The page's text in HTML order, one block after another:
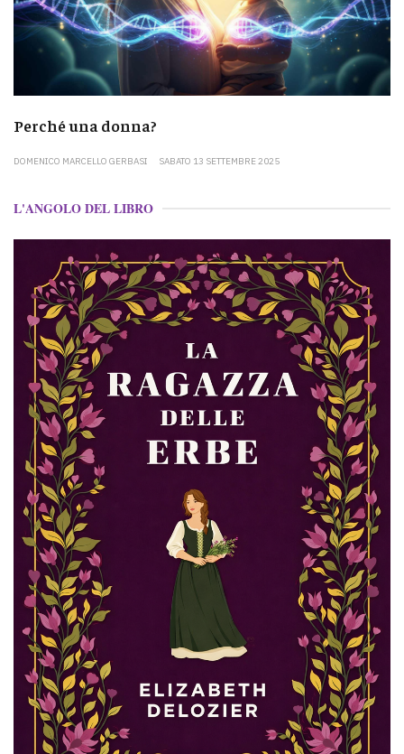
Perché una donna?
DOMENICO MARCELLO GERBASI SABATO 13 SETTEMBRE 2025
L'ANGOLO DEL LIBRO